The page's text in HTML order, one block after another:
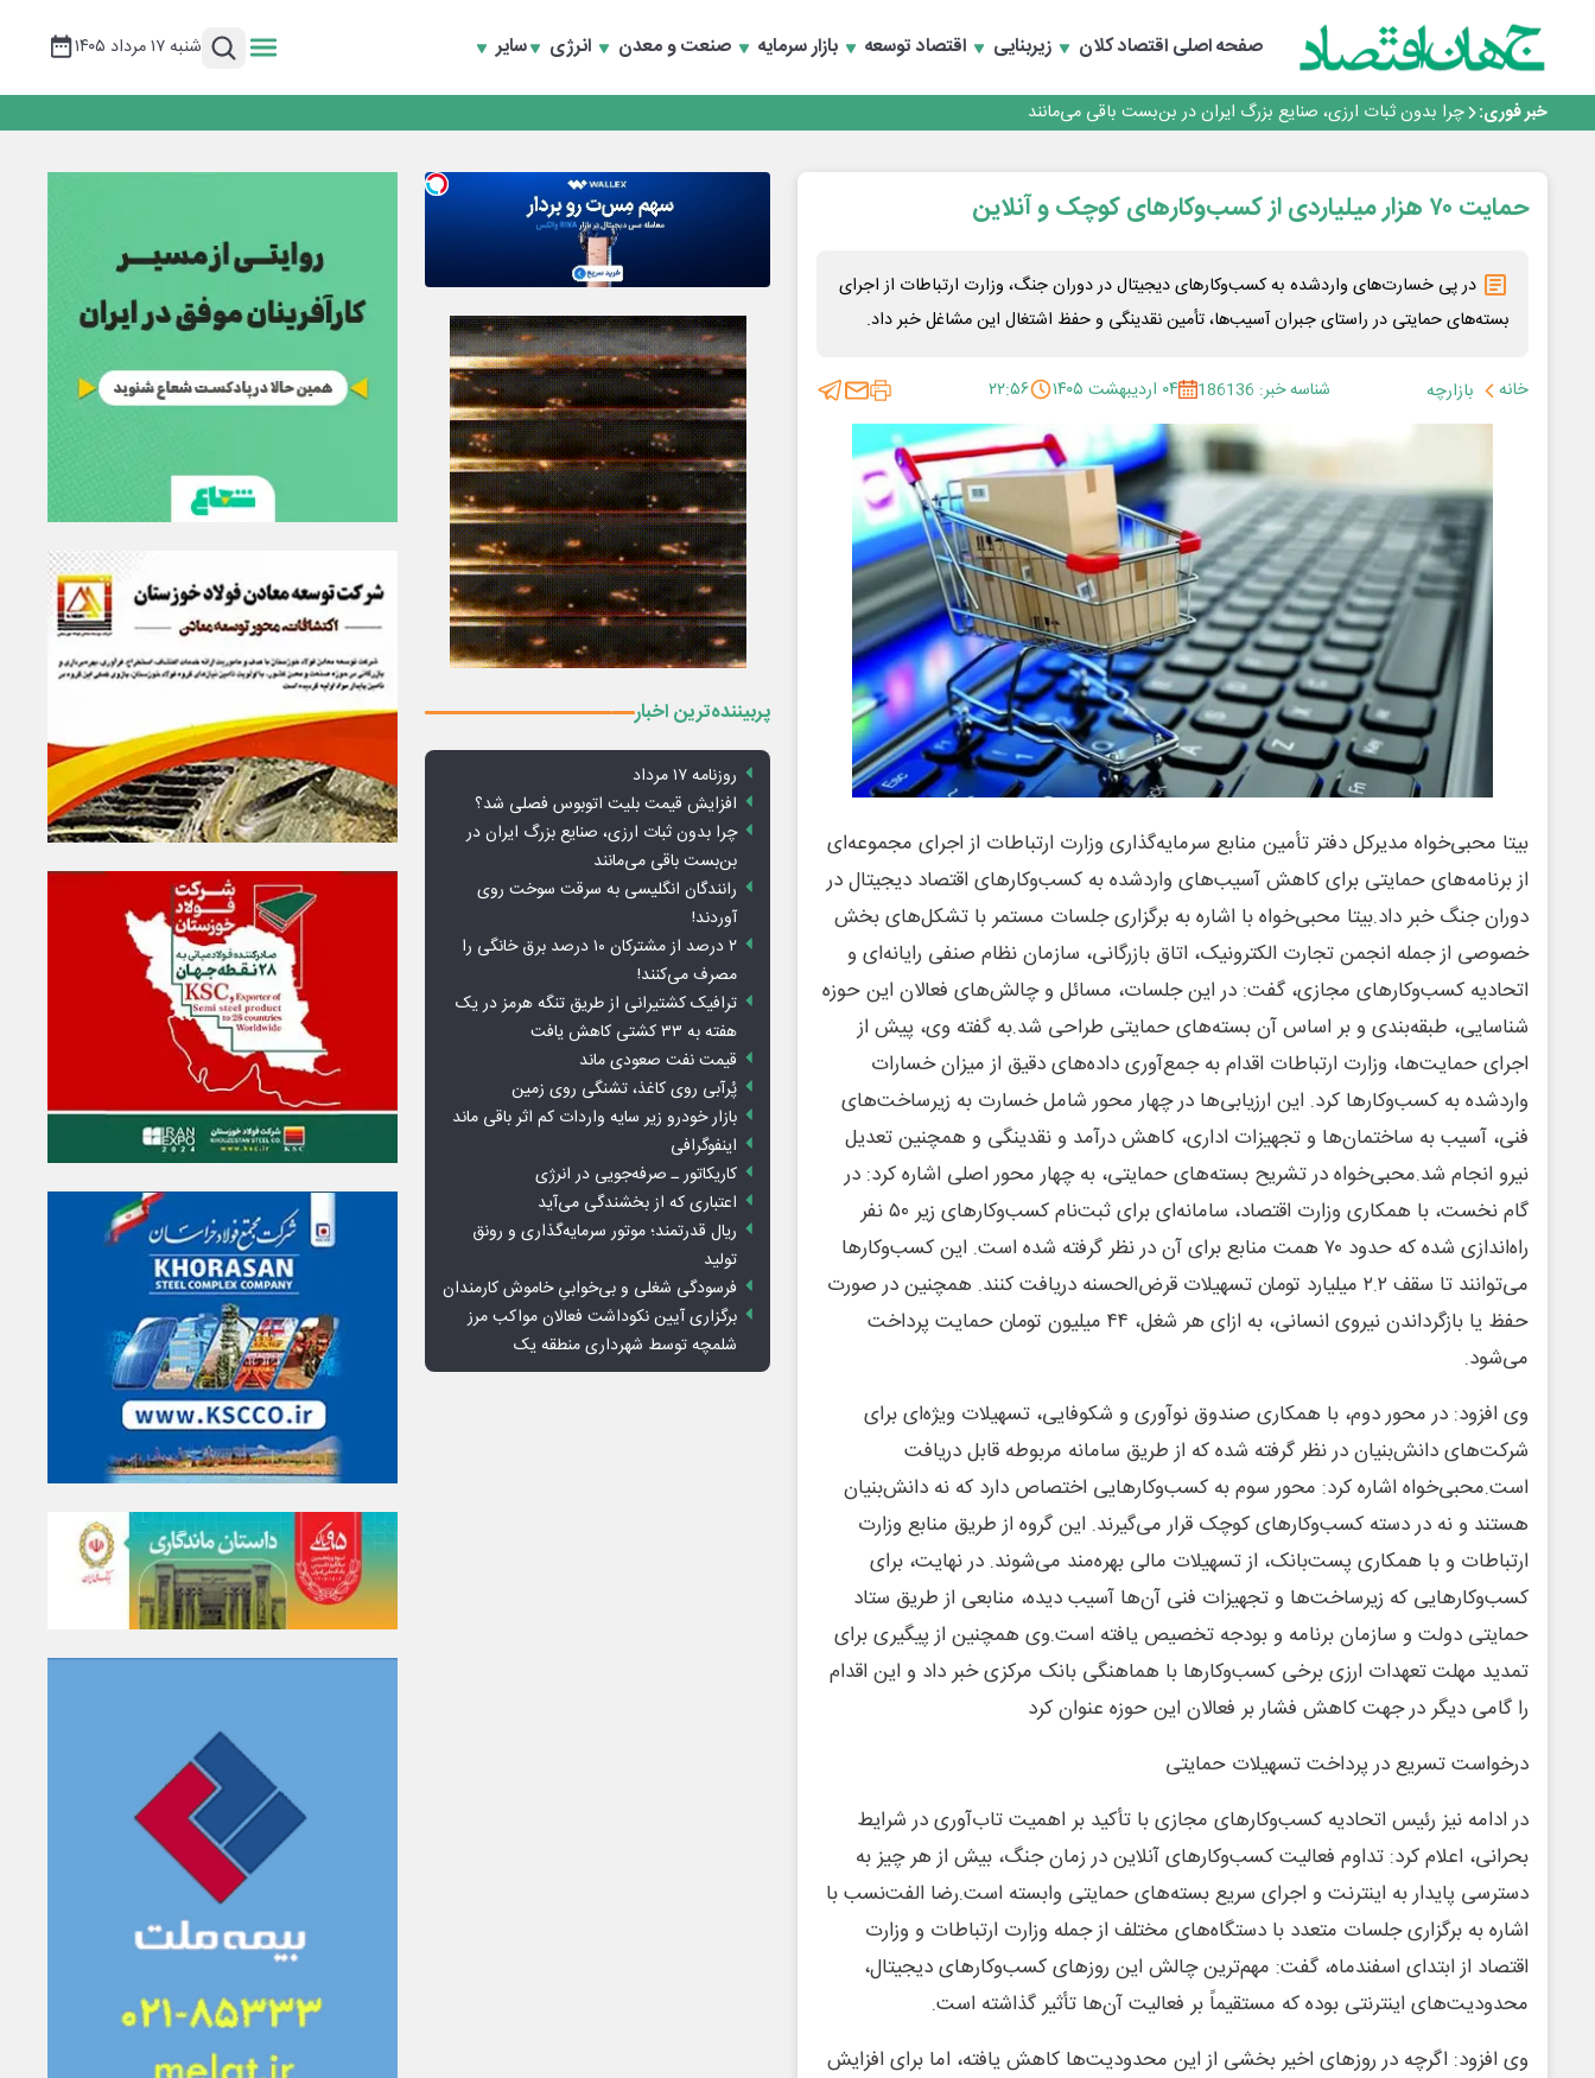
صفحه اصلیاقتصاد کلان زیربنایی اقتصاد توسعه بازار سرمایه صنعت و معدن انرژی سایر شنبه ۱۷ مرداد ۱۴۰۵
خبر فوری:
روزنامه ۱۷ مرداد
افزایش قیمت بلیت اتوبوس فصلی شد؟
چرا بدون ثبات ارزی، صنایع بزرگ ایران در بن‌بست باقی می‌مانند
رانندگان انگلیسی به سرقت سوخت روی آوردند!
روزنامه ۱۷ مرداد
افزایش قیمت بلیت اتوبوس فصلی شد؟حمایت ۷۰ هزار میلیاردی از کسب‌وکارهای کوچک و آنلاین
در پی خسارت‌های واردشده به کسب‌وکارهای دیجیتال در دوران جنگ، وزارت ارتباطات از اجرای
بسته‌های حمایتی در راستای جبران آسیب‌ها، تأمین نقدینگی و حفظ اشتغال این مشاغل خبر داد.
خانه بازارچه شناسه خبر: 186136 ۰۴ اردیبهشت ۱۴۰۵ ۲۲:۵۶
بیتا محبی‌خواه مدیرکل دفتر تأمین منابع سرمایه‌گذاری وزارت ارتباطات از اجرای مجموعه‌ای
از برنامه‌های حمایتی برای کاهش آسیب‌های واردشده به کسب‌وکارهای اقتصاد دیجیتال در
دوران جنگ خبر داد.بیتا محبی‌خواه با اشاره به برگزاری جلسات مستمر با تشکل‌های بخش
خصوصی از جمله انجمن تجارت الکترونیک، اتاق بازرگانی، سازمان نظام صنفی رایانه‌ای و
اتحادیه کسب‌وکارهای مجازی، گفت: در این جلسات، مسائل و چالش‌های فعالان این حوزه
شناسایی، طبقه‌بندی و بر اساس آن بسته‌های حمایتی طراحی شد.به گفته وی، پیش از
اجرای حمایت‌ها، وزارت ارتباطات اقدام به جمع‌آوری داده‌های دقیق از میزان خسارات
واردشده به کسب‌وکارها کرد. این ارزیابی‌ها در چهار محور شامل خسارت به زیرساخت‌های
فنی، آسیب به ساختمان‌ها و تجهیزات اداری، کاهش درآمد و نقدینگی و همچنین تعدیل
نیرو انجام شد.محبی‌خواه در تشریح بسته‌های حمایتی، به چهار محور اصلی اشاره کرد: در
گام نخست، با همکاری وزارت اقتصاد، سامانه‌ای برای ثبت‌نام کسب‌وکارهای زیر ۵۰ نفر
راه‌اندازی شده که حدود ۷۰ همت منابع برای آن در نظر گرفته شده است. این کسب‌وکارها
می‌توانند تا سقف ۲.۲ میلیارد تومان تسهیلات قرض‌الحسنه دریافت کنند. همچنین در صورت
حفظ یا بازگرداندن نیروی انسانی، به ازای هر شغل، ۴۴ میلیون تومان حمایت پرداخت
می‌شود.
وی افزود: در محور دوم، با همکاری صندوق نوآوری و شکوفایی، تسهیلات ویژه‌ای برای
شرکت‌های دانش‌بنیان در نظر گرفته شده که از طریق سامانه مربوطه قابل دریافت
است.محبی‌خواه اشاره کرد: محور سوم به کسب‌وکارهایی اختصاص دارد که نه دانش‌بنیان
هستند و نه در دسته کسب‌وکارهای کوچک قرار می‌گیرند. این گروه از طریق منابع وزارت
ارتباطات و با همکاری پست‌بانک، از تسهیلات مالی بهره‌مند می‌شوند. در نهایت، برای
کسب‌وکارهایی که زیرساخت‌ها و تجهیزات فنی آن‌ها آسیب دیده، منابعی از طریق ستاد
حمایتی دولت و سازمان برنامه و بودجه تخصیص یافته است.وی همچنین از پیگیری برای
تمدید مهلت تعهدات ارزی برخی کسب‌وکارها با هماهنگی بانک مرکزی خبر داد و این اقدام
را گامی دیگر در جهت کاهش فشار بر فعالان این حوزه عنوان کرد
درخواست تسریع در پرداخت تسهیلات حمایتی
در ادامه نیز رئیس اتحادیه کسب‌وکارهای مجازی با تأکید بر اهمیت تاب‌آوری در شرایط
بحرانی، اعلام کرد: تداوم فعالیت کسب‌وکارهای آنلاین در زمان جنگ، بیش از هر چیز به
دسترسی پایدار به اینترنت و اجرای سریع بسته‌های حمایتی وابسته است.رضا الفت‌نسب با
اشاره به برگزاری جلسات متعدد با دستگاه‌های مختلف از جمله وزارت ارتباطات و وزارت
اقتصاد از ابتدای اسفندماه، گفت: مهم‌ترین چالش این روزهای کسب‌وکارهای دیجیتال،
محدودیت‌های اینترنتی بوده که مستقیماً بر فعالیت آن‌ها تأثیر گذاشته است.
وی افزود: اگرچه در روزهای اخیر بخشی از این محدودیت‌ها کاهش یافته، اما برای افزایش
پربیننده‌ترین اخبار
روزنامه ۱۷ مرداد
افزایش قیمت بلیت اتوبوس فصلی شد؟
چرا بدون ثبات ارزی، صنایع بزرگ ایران در
بن‌بست باقی می‌مانند
رانندگان انگلیسی به سرقت سوخت روی
آوردند!
۲ درصد از مشترکان ۱۰ درصد برق خانگی را
مصرف می‌کنند!
ترافیک کشتیرانی از طریق تنگه هرمز در یک
هفته به ۳۳ کشتی کاهش یافت
قیمت نفت صعودی ماند
پُرآبی روی کاغذ، تشنگی روی زمین
بازار خودرو زیر سایه واردات کم اثر باقی ماند
اینفوگرافی
کاریکاتور ـ صرفه‌جویی در انرژی
اعتباری که از بخشندگی می‌آید
ریال قدرتمند؛ موتور سرمایه‌گذاری و رونق
تولید
فرسودگی شغلی و بی‌خوابیِ خاموش کارمندان
برگزاری آیین نکوداشت فعالان مواکب مرز
شلمچه توسط شهرداری منطقه یک